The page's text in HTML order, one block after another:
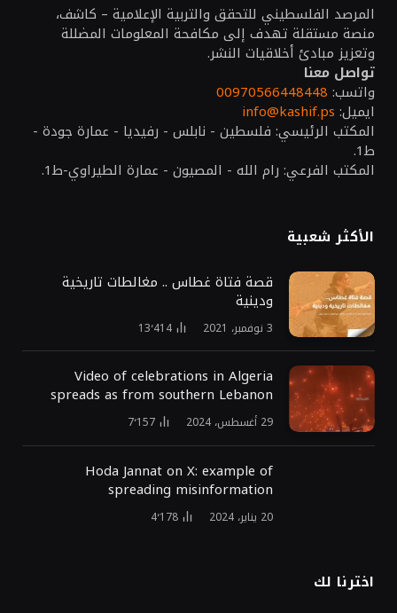
المرصد الفلسطيني للتحقق والتربية الإعلامية – كاشف،
منصة مستقلة تهدف إلى مكافحة المعلومات المضللة
وتعزيز مبادئ أخلاقيات النشر.
تواصل معنا
واتسب: 00970566448448
ايميل: info@kashif.ps
المكتب الرئيسي: فلسطين - نابلس - رفيديا - عمارة جودة -
ط1.
المكتب الفرعي: رام الله - المصيون - عمارة الطيراوي-ط1.
الأكثر شعبية
قصة فتاة غطاس .. مغالطات تاريخية
ودينية
3 نوفمبر، 2021 13٬414
Video of celebrations in Algeria
spreads as from southern Lebanon
29 أغسطس، 2024 7٬157
Hoda Jannat on X: example of
spreading misinformation
20 يناير، 2024 4٬178
اخترنا لك